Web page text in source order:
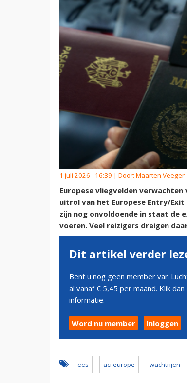
1 juli 2026 - 16:39 | Door: Maarten Veeger
Europese vliegvelden
uitrol van het Europese Entry/Exit
zijn nog onvoldoende in staat de
voeren. Veel reizigers dreigen
Dit artikel verder
Bent u nog geen member van
al vanaf € 5,45 per maand. Klik
informatie.
Word nu member Inloggen
ees aci europe wachtrijen